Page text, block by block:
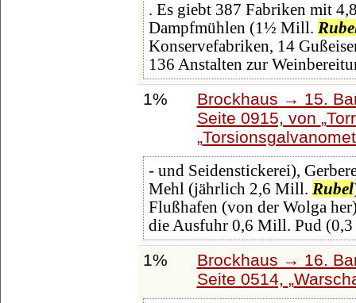
. Es giebt 387 Fabriken mit
Dampfmühlen (1½ Mill.
Konservefabriken, 14
136 Anstalten zur
1%
Brockhaus → 15.
Seite 0915, von
- und Seidenstickerei),
Mehl (jährlich 2,6 Mill. Rubel
Flußhafen (von der Wolga
die Ausfuhr 0,6 Mill. Pud
1%
Brockhaus → 16.
Seite 0514,